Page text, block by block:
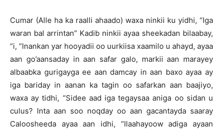
Cumar (Alle ha ka raalli ahaado) waxa ninkii ku yidhi, “Iga
waran bal arrintan” Kadib ninkii ayaa sheekadan bilaabay,
“i, “Inankan yar hooyadii oo uurkiisa xaamilo u ahayd, ayaa
aan go’aansaday in aan safar galo, markii aan marayey
albaabka gurigayga ee aan damcay in aan baxo ayaa ay
iga bariday in aanan ka tagin oo safarkan aan baajiyo,
waxa ay tidhi, “Sidee aad iga tegaysaa aniga oo sidan u
culus? Inta aan soo noqday oo aan gacantayda saaray
Caloosheeda ayaa aan idhi, “Ilaahayoow adiga ayaan